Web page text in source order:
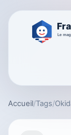
Accueil/Tags/